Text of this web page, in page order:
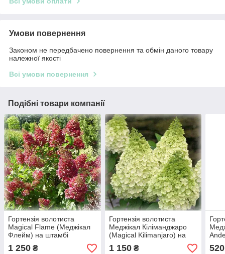
Умови повернення
Законом не передбачено повернення та обмін даного товару
належної якості
Всі умови повернення
Подібні товари компанії
Гортензія волотиста
Magical Flame (Меджікал
Флейм) на штамбі
1 250 ₴
Гортензія волотиста
Меджікал Кіліманджаро
(Magical Kilimanjaro) на
штамбі
1 150₴ 520